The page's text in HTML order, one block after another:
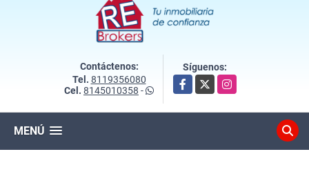
Contáctenos:
Tel. 8119356080
Cel. 8145010358 -
Síguenos:
Facebook
X Instagram
MENÚ